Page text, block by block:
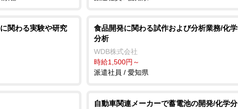
関わる実験や研究
食品開発に関わる試作および分析業務/化学
分析
WDB株式会社
時給1,500円～
派遣社員 / 愛知県
自動車関連メーカーで蓄電池の開発/化学分